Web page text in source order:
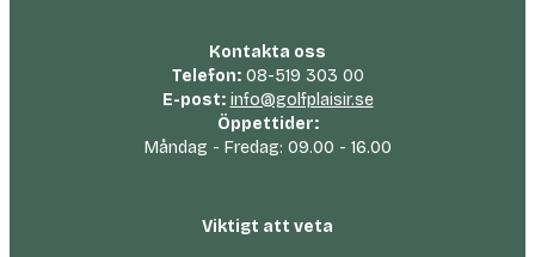
Kontakta oss
Telefon:08-519 303 00
E-post: info@golfplaisir.se
Öppettider:
Måndag - Fredag: 09.00 - 16.00
Viktigt att veta